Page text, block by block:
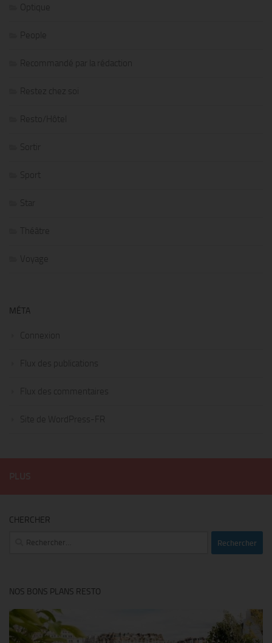
Optique
People
Recommandé par la rédaction
Restez chez soi
Resto/Hôtel
Sortir
Sport
Star
Théâtre
Voyage
MÉTA
Connexion
Flux des publications
Flux des commentaires
Site de WordPress-FR
CHERCHER
Rechercher :
NOS BONS PLANS RESTO